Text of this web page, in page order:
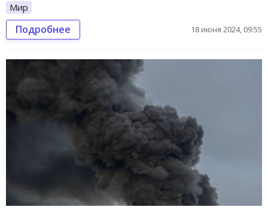
Мир
Подробнее 18 июня 2024, 09:55